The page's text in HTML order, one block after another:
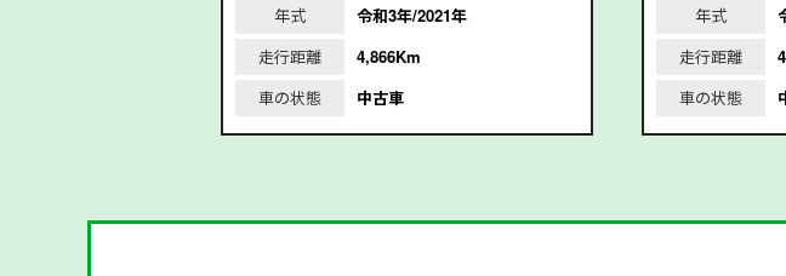
年式
令和3年/2021年
走行距離
4,866Km
車の状態
中古車
年式
走行距離
車の状態